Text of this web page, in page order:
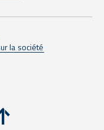
la société